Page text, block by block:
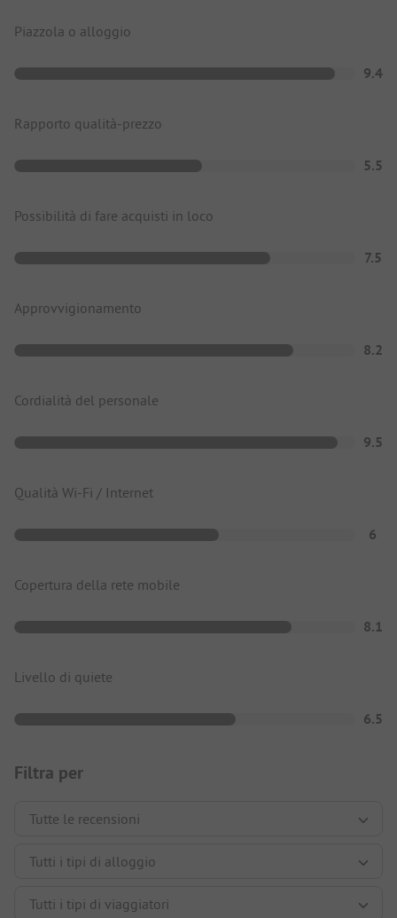
Piazzola o alloggio
9.4
Rapporto qualità-prezzo
5.5
Possibilità di fare acquisti in loco
7.5
Approvvigionamento
8.2
Cordialità del personale
9.5
Qualità Wi-Fi / Internet
6
Copertura della rete mobile
8.1
Livello di quiete
6.5
Filtra per